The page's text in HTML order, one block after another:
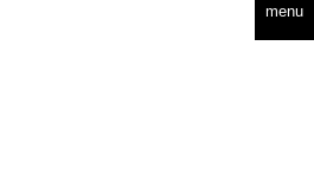
menu